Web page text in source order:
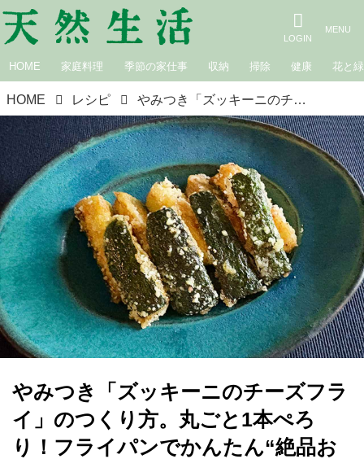
HOME 家庭料理 季節の家仕事 収納 掃除 健康 花と緑
HOME レシピ やみつき「ズッキーニのチーズフライ」のつくり方。丸ごと1本ぺろり！フライパンでかんたん“絶品おつまみ”｜本多理恵子の「50代からは“手抜き”と“息抜き”」
やみつき「ズッキーニのチーズフラ
イ」のつくり方。丸ごと1本ぺろ
り！フライパンでかんたん“絶品お